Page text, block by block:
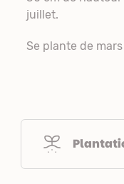
juillet.
Se plante de